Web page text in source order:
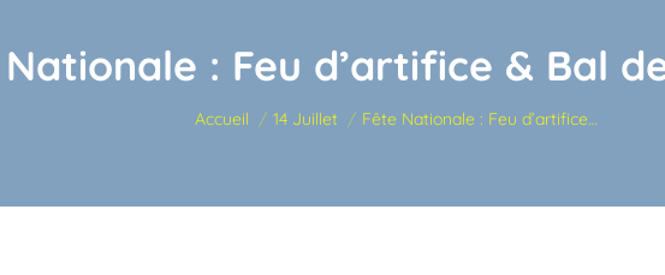
: Feu d’artifice & Bal
Vous êtes ici :
Accueil 14 Juillet Fête Nationale : Feu d’artifice…